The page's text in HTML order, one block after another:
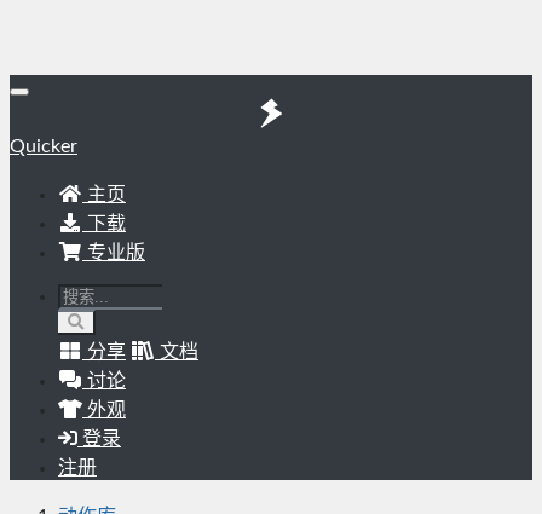
Quicker
主页
下载
专业版
分享
文档
讨论
外观
登录
注册